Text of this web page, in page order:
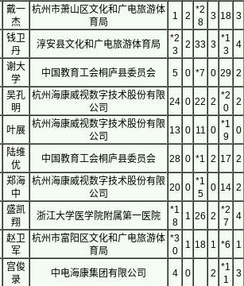
戴一
杰
杭州市萧山区文化和广电旅游体
育局
1 2
*2
8
3 18 3
钱卫
丹
淳安县文化和广电旅游体育局
*2
3
2 33 3
*1
3
4
谢大
学
中国教育工会桐庐县委员会 5 0 *7 0 29 2
吴孔
明
杭州海康威视数字技术股份有限
公司
24 0 22 2
*2
0
2
叶展
杭州海康威视数字技术股份有限
公司
13 0 11 0
*1
9
0
陆维
优
中国教育工会桐庐县委员会 28 0 *1 2 17 2
郑海
中
杭州海康威视数字技术股份有限
公司
20 0
*1
5
0 14 2
盛凯
翔
浙江大学医学院附属第一医院
*1
8
1 26 2
*2
7
4
赵卫
军
杭州市富阳区文化和广电旅游体
育局
*3
0
1 18 1 *6 1
宫俊
录
中电海康集团有限公司 4 0 2
*1
1
3